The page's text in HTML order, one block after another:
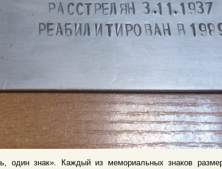
один знак». Каждый из мемориальных знаков